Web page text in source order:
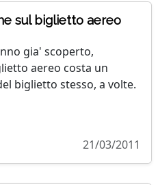
sul biglietto aereo
gia' scoperto,
aereo costa un
biglietto stesso, a volte.
21/03/2011